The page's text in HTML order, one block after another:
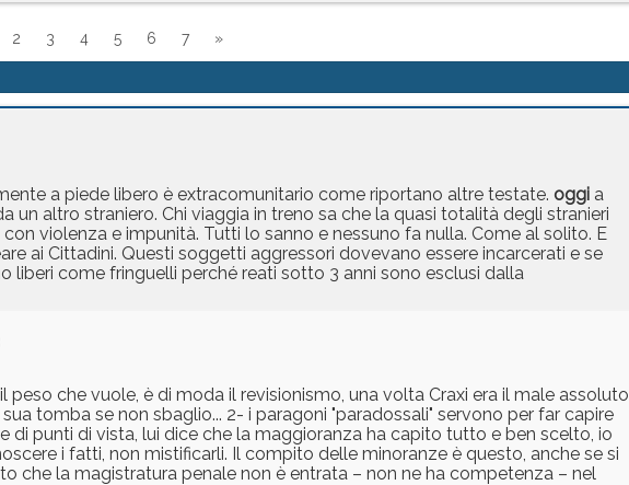
2 3 4 5 6 7 »
a piede libero è extracomunitario come riportano altre testate. oggi a
un altro straniero. Chi viaggia in treno sa che la quasi totalità degli stranieri
violenza e impunità. Tutti lo sanno e nessuno fa nulla. Come al solito. E
ai Cittadini. Questi soggetti aggressori dovevano essere incarcerati e se
liberi come fringuelli perché reati sotto 3 anni sono esclusi dalla
che vuole, è di moda il revisionismo, una volta Craxi era il male assoluto
tomba se non sbaglio... 2- i paragoni "paradossali" servono per far capire
di punti di vista, lui dice che la maggioranza ha capito tutto e ben scelto, io
i fatti, non mistificarli. Il compito delle minoranze è questo, anche se si
che la magistratura penale non è entrata – non ne ha competenza – nel